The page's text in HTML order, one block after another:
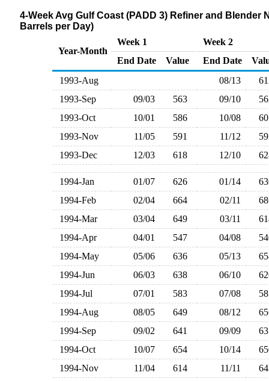
4-Week Avg Gulf Coast (PADD 3) Refiner and
Barrels per Day)
Year-Month
Week 1
Week 2
End Date
Value End Date
1993-Aug
08/13
1993-Sep
09/03 563 09/10
1993-Oct
10/01 586 10/08
1993-Nov
11/05 591 11/12
1993-Dec
12/03 618 12/10
1994-Jan 01/07 626 01/14
1994-Feb
02/04 664 02/11
1994-Mar
03/04 649 03/11
1994-Apr
04/01 547 04/08
1994-May
05/06 636 05/13
1994-Jun
06/03 638 06/10
1994-Jul
07/01 583 07/08
1994-Aug
08/05 649 08/12
1994-Sep
09/02 641 09/09
1994-Oct
10/07 654 10/14
1994-Nov
11/04 614 11/11